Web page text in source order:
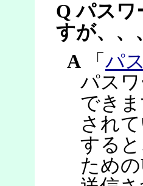
Q パスワ
すが、、
A 「 パ
パス
でき
され
する
ため